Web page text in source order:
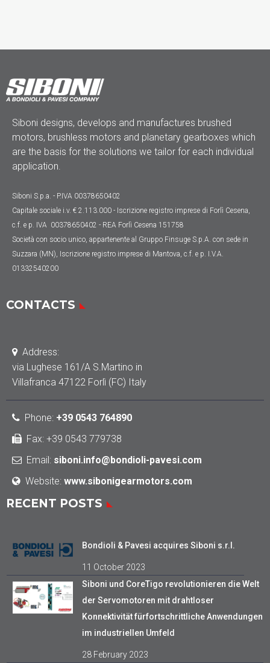
Siboni designs, develops and manufactures brushed
motors, brushless motors and planetary gearboxes which
are the basis for the solutions we tailor for each individual
application.
Siboni S.p.a. - P.IVA 00378650402
Capitale sociale i.v. € 2.113.000 - Iscrizione registro imprese di Forlì Cesena,
c.f. e p. IVA 00378650402 - REA Forlì Cesena 151758
Società con socio unico, appartenente al Gruppo Finsuge S.p.A. con sede in
Suzzara (MN), Iscrizione registro imprese di Mantova, c.f. e p. I.V.A.
01332540200
CONTACTS
Address:
via Lughese 161/A S.Martino in
Villafranca 47122 Forlì (FC) Italy
Phone: +39 0543 764890
Fax: +39 0543 779738
Email: siboni.info@bondioli-pavesi.com
Website: www.sibonigearmotors.com
RECENT POSTS
Bondioli & Pavesi acquires Siboni s.r.l.
11 October 2023
Siboni und CoreTigo revolutionieren die Welt
der Servomotoren mit drahtloser
Konnektivität fürfortschrittliche Anwendungen
im industriellen Umfeld
28 February 2023